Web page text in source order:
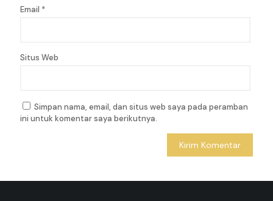
Email *
Situs Web
Simpan nama, email, dan situs web saya pada peramban
ini untuk komentar saya berikutnya.